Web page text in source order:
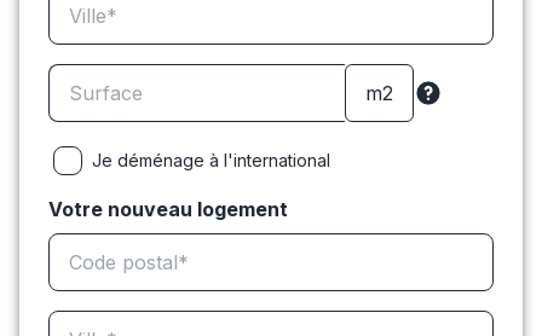
Je déménage à l'international
Votre nouveau logement